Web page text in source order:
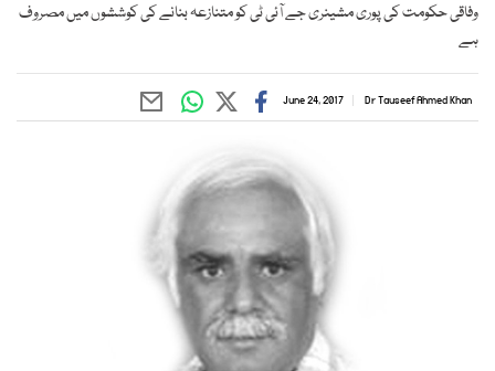
وفاقی حکومت کی پوری مشینری جے آئی ٹی کو متنازعہ بنانے کی کوششوں میں مصروف
ہے
Dr Tauseef Ahmed Khan
June 24, 2017